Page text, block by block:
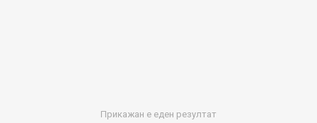
Прикажан е еден резултат